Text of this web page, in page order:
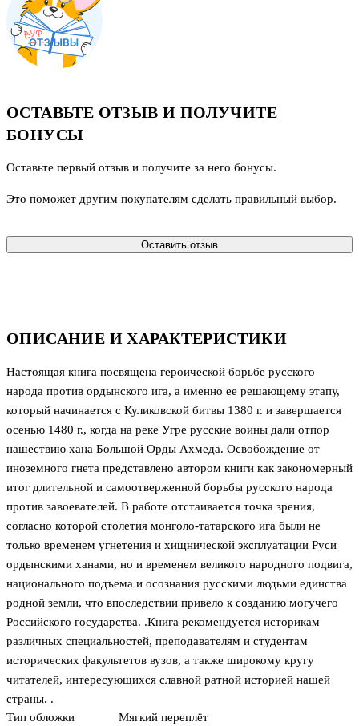
ОПИСАНИЕ И ХАРАКТЕРИСТИКИ
Настоящая книга посвящена героической борьбе русского
народа против ордынского ига, а именно ее решающему этапу,
который начинается с Куликовской битвы 1380 г. и завершается
осенью 1480 г., когда на реке Угре русские воины дали отпор
нашествию хана Большой Орды Ахмеда. Освобождение от
иноземного гнета представлено автором книги как закономерный
итог длительной и самоотверженной борьбы русского народа
против завоевателей. В работе отстаивается точка зрения,
согласно которой столетия монголо-татарского ига были не
только временем угнетения и хищнической эксплуатации Руси
ордынскими ханами, но и временем великого народного подвига,
национального подъема и осознания русскими людьми единства
родной земли, что впоследствии привело к созданию могучего
Российского государства. .Книга рекомендуется историкам
различных специальностей, преподавателям и студентам
исторических факультетов вузов, а также широкому кругу
читателей, интересующихся славной ратной историей нашей
страны. .
Тип обложки
Мягкий переплёт
ОСТАВЬТЕ ОТЗЫВ И ПОЛУЧИТЕ
БОНУСЫ
Оставьте первый отзыв и получите за него бонусы.
Это поможет другим покупателям сделать правильный выбор.
Оставить отзыв